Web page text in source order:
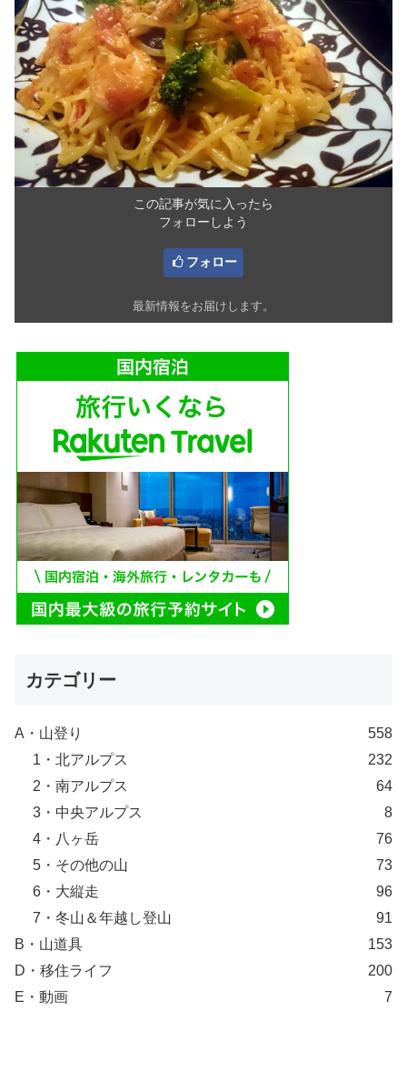
この記事が気に入ったら
フォローしよう
フォロー
最新情報をお届けします。
カテゴリー
A・山登り
558
1・北アルプス
232
2・南アルプス
64
3・中央アルプス
8
4・八ヶ岳
76
5・その他の山
73
6・大縦走
96
7・冬山＆年越し登山
91
B・山道具
153
D・移住ライフ
200
E・動画
7